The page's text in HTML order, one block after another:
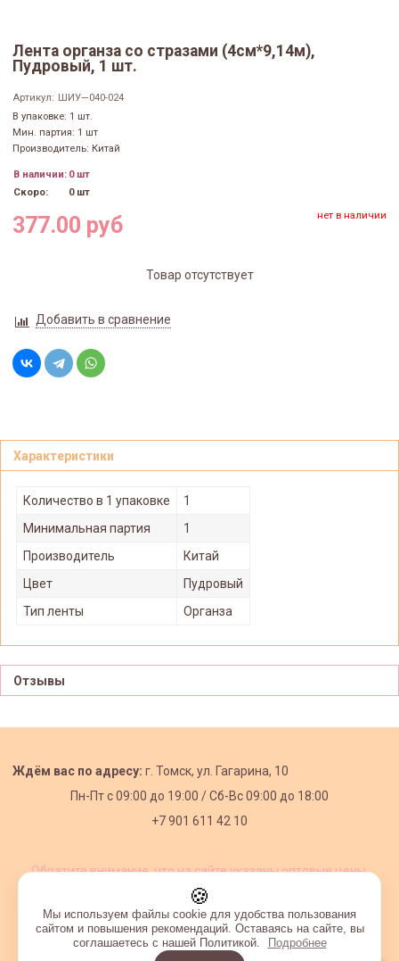
Лента органза со стразами (4см*9,14м),
Пудровый, 1 шт.
Артикул: ШИУ—040-024
В упаковке: 1 шт.
Мин. партия: 1 шт
Производитель: Китай
В наличии: 0 шт
Скоро:
0 шт
377.00 руб нет в наличии
Товар отсутствует
Добавить в сравнение
Характеристики
Количество в 1 упаковке
1
Минимальная партия
1
Производитель
Китай
Цвет
Пудровый
Тип ленты
Органза
Отзывы
Ждём вас по адресу: г. Томск, ул. Гагарина, 10
Пн-Пт с09:00 до 19:00 /Сб-Вс 09:00 до 18:00
+7 901 611 42 10
Обратите внимание, что на сайте указаны оптовые цены,
🍪
Мы используем файлы cookie для удобства пользования
сайтом и повышения рекомендаций. Оставаясь на сайте, вы
соглашаетесь с нашей Политикой.
Подробнее